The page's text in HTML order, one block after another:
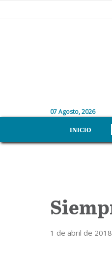
07 Agosto, 2026
INICIO
1 de abril de 2018